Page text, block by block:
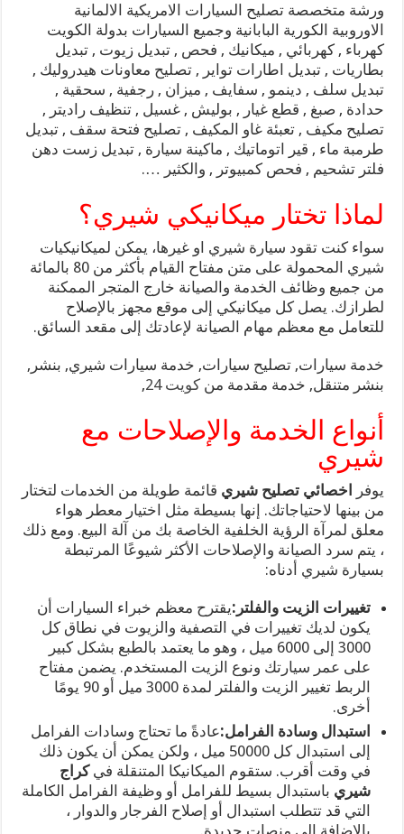
ورشة متخصصة تصليح السيارات الامريكية الالمانية
الاوروبية الكورية البابانية وجميع السيارات بدولة الكويت
كهرباء , كهربائي , ميكانيك , فحص , تبديل زيوت , تبديل
بطاريات , تبديل اطارات تواير , تصليح معاونات هيدروليك ,
تبديل سلف , دينمو , سفايف , ميزان , رجفية , سحقية ,
حدادة , صبغ , قطع غيار , بوليش , غسيل , تنظيف راديتر ,
تصليح مكيف , تعبئة غاو المكيف , تصليح فتحة سقف , تبديل
طرمبة ماء , قير اتوماتيك , ماكينة سيارة , تبديل زست دهن
فلتر تشحيم , فحص كمبيوتر , والكثير ….
لماذا تختار ميكانيكي شيري؟
سواء كنت تقود سيارة شيري او غيرها، يمكن لميكانيكيات
شيري المحمولة على متن مفتاح القيام بأكثر من 80 بالمائة
من جميع وظائف الخدمة والصيانة خارج المتجر الممكنة
لطرازك. يصل كل ميكانيكي إلى موقع مجهز بالإصلاح
للتعامل مع معظم مهام الصيانة لإعادتك إلى مقعد السائق.
خدمة سيارات, تصليح سيارات, خدمة سيارات شيري, بنشر,
بنشر متنقل, خدمة مقدمة منكويت 24 ,
أنواع الخدمة والإصلاحات مع
شيري
يوفر اخصائي تصليح شيري قائمة طويلة من الخدمات لتختار
من بينها لاحتياجاتك. إنها بسيطة مثل اختيار معطر هواء
معلق لمرآة الرؤية الخلفية الخاصة بك من آلة البيع. ومع ذلك
، يتم سرد الصيانة والإصلاحات الأكثر شيوعًا المرتبطة
بسيارة شيري أدناه:
تغييرات الزيت والفلتر:يقترح معظم خبراء السيارات أن
يكون لديك تغييرات في التصفية والزيوت في نطاق كل
3000 إلى 6000 ميل ، وهو ما يعتمد بالطبع بشكل كبير
على عمر سيارتك ونوع الزيت المستخدم. يضمن مفتاح
الربط تغيير الزيت والفلتر لمدة 3000 ميل أو 90 يومًا
أخرى.
استبدال وسادة الفرامل:عادةً ما تحتاج وسادات الفرامل
إلى استبدال كل 50000 ميل ، ولكن يمكن أن يكون ذلك
في وقت أقرب. ستقوم الميكانيكا المتنقلة فيكراج
شيري باستبدال بسيط للفرامل أو وظيفة الفرامل الكاملة
التي قد تتطلب استبدال أو إصلاح الفرجار والدوار ،